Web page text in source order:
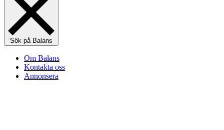
Sök på Balans
Om Balans
Kontakta oss
Annonsera